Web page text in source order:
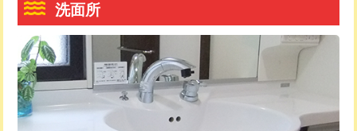
追加人工
廃棄・処分 現場見積
※給水管工事は20mmまでの価格です。
給水管工事※（土の掘削・埋め戻し作
業)
11,000円
給水管工事※（塩ビ管（VP・HI）使
用/3ｍまで)
33,000円
給水管工事※（塩ビ管（VP・HI）使
トーラー機使用/3mまで
追加トーラー機使用/3m超え +3,300円
カメラ調査 33,000円
桝清掃
洗面所